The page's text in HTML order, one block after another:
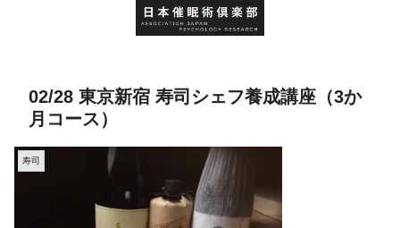
02/28 東京新宿 寿司シェフ養成講座（3か
月コース）
寿司